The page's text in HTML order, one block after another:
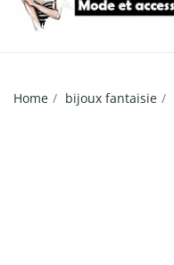
Home bijoux fantaisie